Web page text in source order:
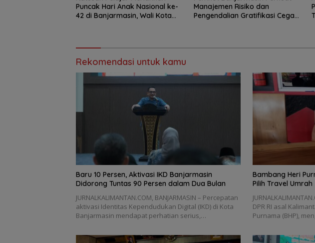
Puncak Hari Anak Nasional ke-
42 di Banjarmasin, Wali Kota
Manajemen Risiko dan
Pengendalian Gratifikasi Cegah
Rekomendasi untuk kamu
Baru 10 Persen, Aktivasi IKD Banjarmasin
Didorong Tuntas 90 Persen dalam Dua Bulan
JURNALKALIMANTAN.COM, BANJARMASIN – Percepatan
aktivasi Identitas Kependudukan Digital (IKD) di Kota
Banjarmasin mendapat perhatian serius,…
Bambang Heri
Pilih Travel Umrah
DPR RI asal
Purnama (BHP),